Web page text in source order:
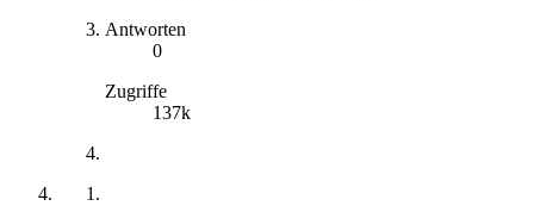
Antworten
0
Zugriffe
137k